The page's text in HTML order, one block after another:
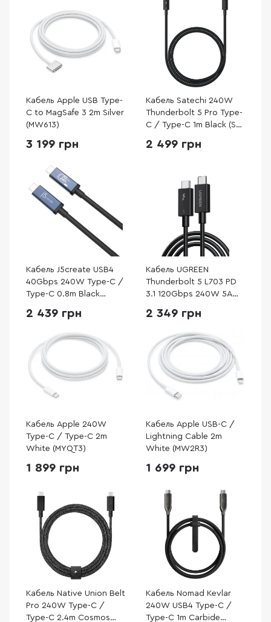
Кабель Apple USB Type-
C to MagSafe 3 2m Silver
(MW613)
3 199 грн
Кабель Satechi 240W
Thunderbolt 5 Pro Type-
C / Type-C 1m Black (ST-
2 499 грн
Кабель J5create USB4
40Gbps 240W Type-C /
Type-C 0.8m Black
2 439 грн
Кабель UGREEN
Thunderbolt 5 L703 PD
3.1 120Gbps 240W 5A
Black (45996)
2 349 грн
Кабель Apple 240W
Type-C / Type-C 2m
White (MYQT3)
1 899 грн
Кабель Apple USB-C /
Lightning Cable 2m
White (MW2R3)
1 699 грн
Кабель Native Union Belt
Pro 240W Type-C /
Type-C 2.4m Cosmos
Кабель Nomad Kevlar
240W USB4 Type-C /
Type-C 1m Carbide